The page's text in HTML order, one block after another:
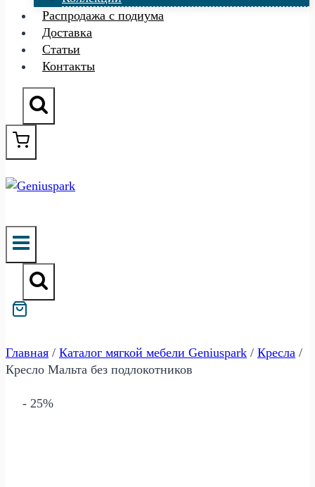
Распродажа с подиума
Доставка
Статьи
Контакты
Главная / Каталог мягкой мебели Geniuspark / Кресла /
Кресло Мальта без подлокотников
- 25%